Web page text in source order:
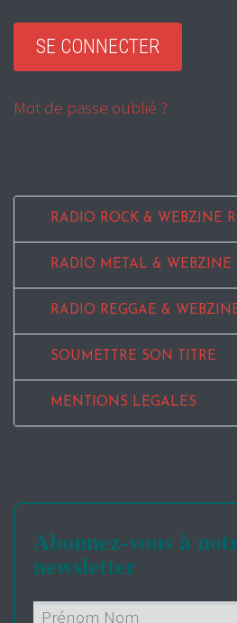
Mot de passe oublié ?
RADIO ROCK & WEBZINE
RADIO METAL & WEBZINE
RADIO REGGAE &
SOUMETTRE SON TITRE
MENTIONS LEGALES
Abonnez-vous à
newsletter